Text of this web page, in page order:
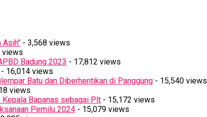
- 3,568 views
views
Badung 2023 - 17,812 views
- 16,014 views
Batu dan Diberhentikan di Panggung - 15,540 views
views
Bapanas sebagai Plt - 15,172 views
Pemilu 2024 - 15,079 views